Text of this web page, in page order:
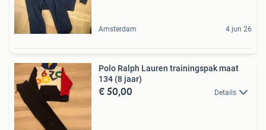
Amsterdam 4 jun 26
Polo Ralph Lauren trainingspak maat
134 (8 jaar)
€ 50,00 Details